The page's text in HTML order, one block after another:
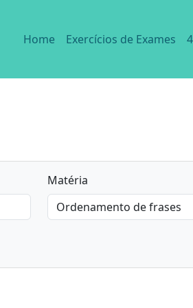
Home Exercícios de Exames
Matéria